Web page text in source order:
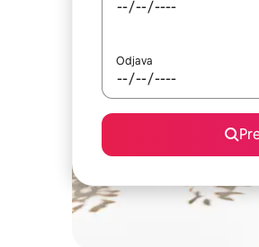
Odjava